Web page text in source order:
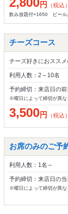
円 （税込）
飲み放題付+1650 ビール
チーズコース
チーズ好きにおスス
利用人数：2～10名
予約締切：来店日の
※曜日によって締切が異な
3,500円 （税込）
お席のみのご予
利用人数：1名～
予約締切：来店日の
※曜日によって締切が異な